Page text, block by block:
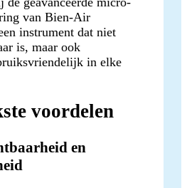
van Bien-Air
instrument dat niet
is, maar ook
in elke
voordelen
en